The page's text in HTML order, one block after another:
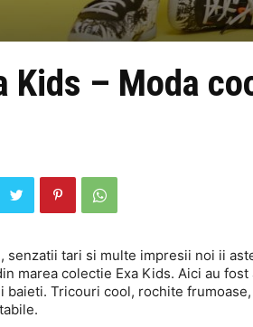
Kids – Moda
senzatii tari si multe impresii noi ii
marea colectie Exa Kids. Aici au
baieti. Tricouri cool, rochite